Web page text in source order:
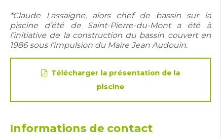
*Claude Lassaigne, alors chef de bassin sur la
piscine d’été de Saint-Pierre-du-Mont a été à
l’initiative de la construction du bassin couvert en
1986 sous l’impulsion du Maire Jean Audouin.
Télécharger la présentation de la
piscine
Informations de contact